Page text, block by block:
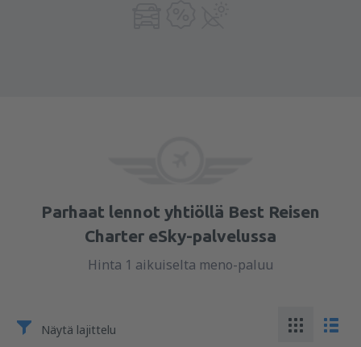
Parhaat lennot yhtiöllä Best Reisen
Charter eSky-palvelussa
Hinta 1 aikuiselta meno-paluu
Näytä lajittelu